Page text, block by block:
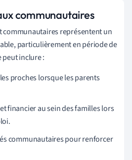
communautaires
communautaires représentent un
particulièrement en période de
peut inclure :
proches lorsque les parents
financier au sein des familles lors
communautaires pour renforcer